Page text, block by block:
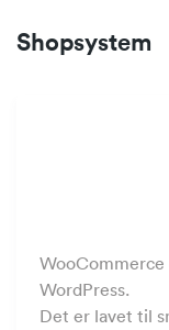
Shopsystem
WordPress.
Det er lavet til